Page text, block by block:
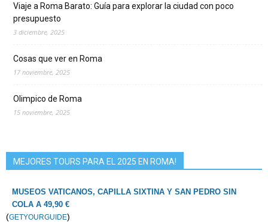
Viaje a Roma Barato: Guía para explorar la ciudad con poco
presupuesto
3 diciembre, 2025
Cosas que ver en Roma
17 noviembre, 2025
Olimpico de Roma
15 noviembre, 2025
MEJORES TOURS PARA EL 2025 EN ROMA!
MUSEOS VATICANOS, CAPILLA SIXTINA Y SAN PEDRO SIN
COLA A 49,90 €
(GETYOURGUIDE)